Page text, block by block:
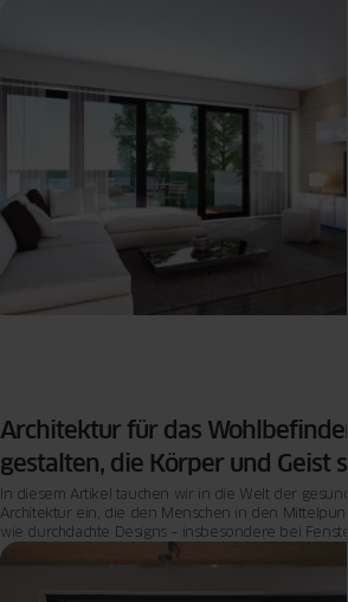
Architektur für das
gestalten, die Körper und Geist
In diesem Artikel tauchen wir in die Welt der
Architektur ein, die den Menschen in den
wie durchdachte Designs – insbesondere bei
funktional sind, sondern auch das Wohlbefinden